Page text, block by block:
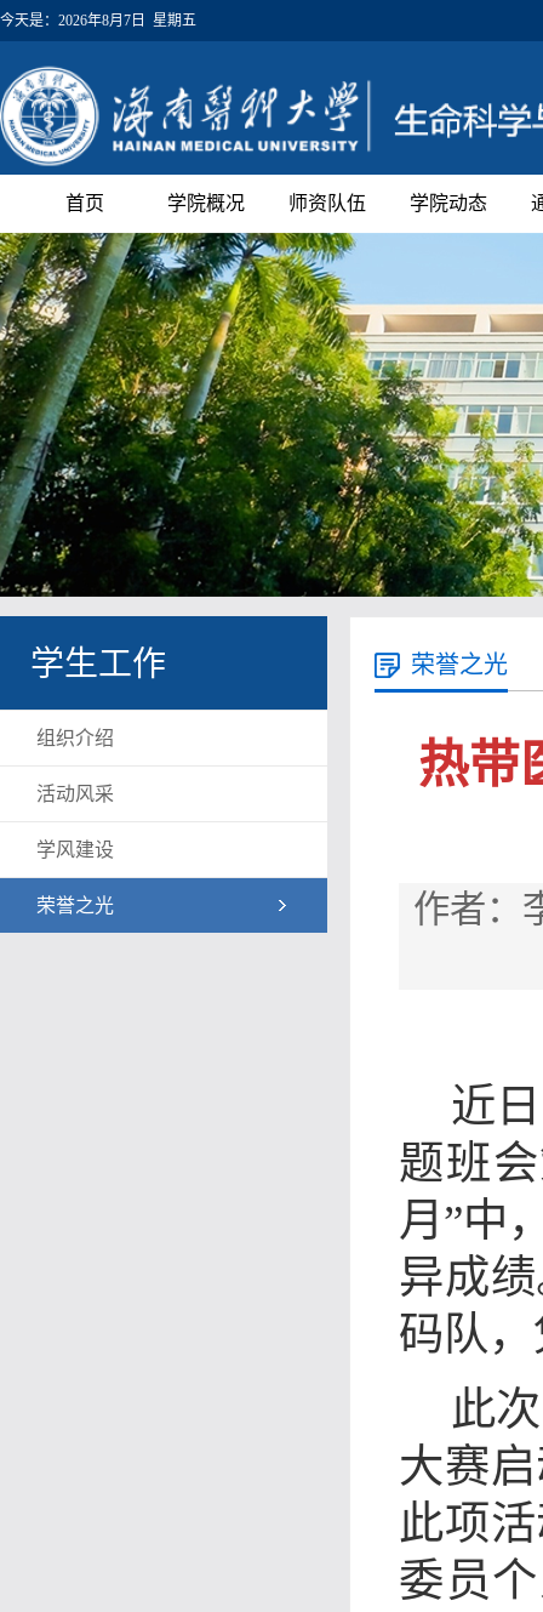
今天是： 2026年8月7日 星期五
首页 学院概况 师资队伍 学院动态
学生工作
组织介绍
活动风采
学风建设
荣誉之光
荣誉之光
热带
作者：
近
题班
月”中
异成
码队
此
大赛
此项
委员